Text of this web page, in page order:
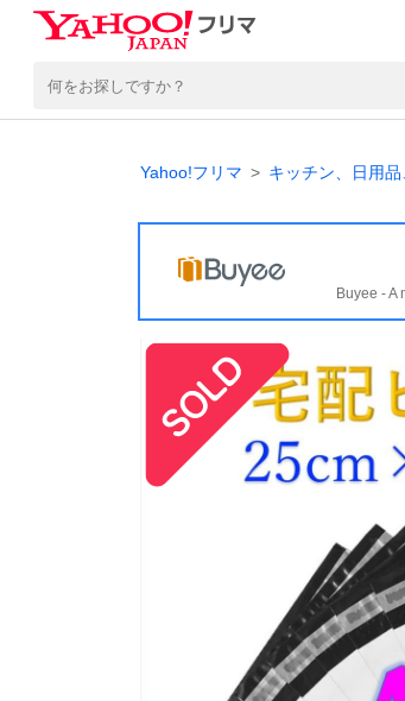
Yahoo!フリマ キッチン、日用
Buyee -